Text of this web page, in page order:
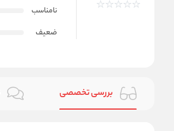
نامناسب
ضعیف
بررسی تخصصی